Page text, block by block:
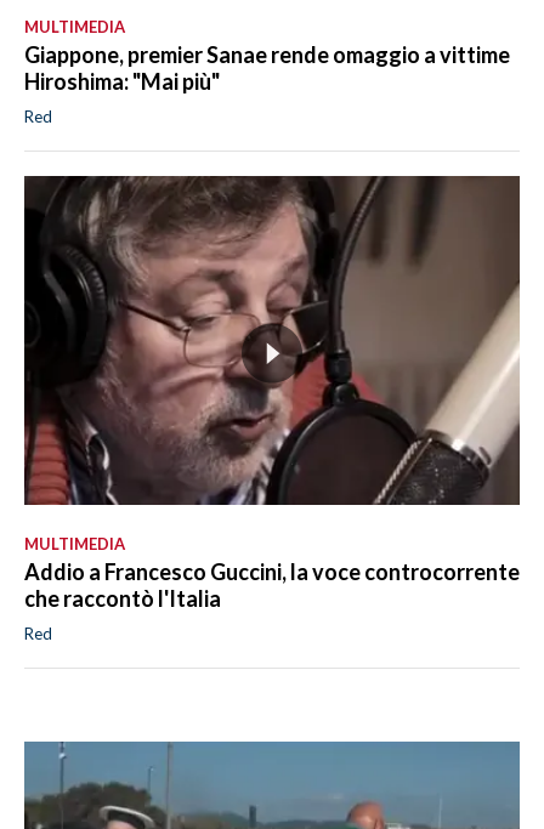
MULTIMEDIA
Giappone, premier Sanae rende omaggio a vittime
Hiroshima: "Mai più"
Red
MULTIMEDIA
Addio a Francesco Guccini, la voce controcorrente
che raccontò l'Italia
Red